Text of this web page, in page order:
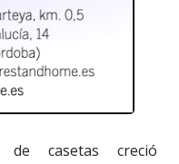
casetas creció